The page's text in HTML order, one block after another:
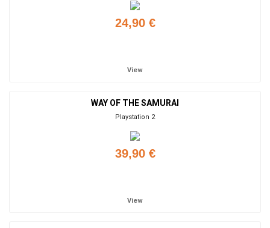
24,90 €
View
WAY OF THE SAMURAI
Playstation 2
39,90 €
View